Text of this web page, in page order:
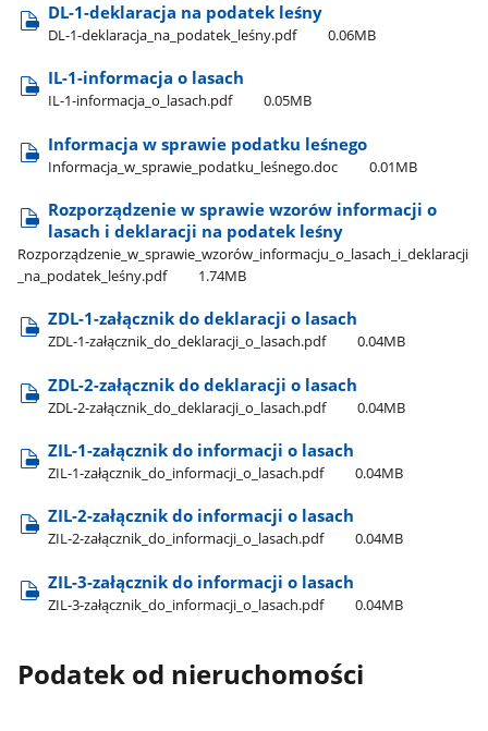
DL-1-deklaracja na podatek leśny
DL-1-deklaracja​_na​_podatek​_leśny.pdf 0.06MB
IL-1-informacja o lasach
IL-1-informacja​_o​_lasach.pdf 0.05MB
Informacja w sprawie podatku leśnego
Informacja​_w​_sprawie​_podatku​_leśnego.doc 0.01MB
Rozporządzenie w sprawie wzorów informacji o
lasach i deklaracji na podatek leśny
Rozporządzenie​_w​_sprawie​_wzorów​_informacju​_o​_lasach​_i​_deklaracji​
_na​_podatek​_leśny.pdf
1.74MB
ZDL-1-załącznik do deklaracji o lasach
ZDL-1-załącznik​_do​_deklaracji​_o​_lasach.pdf 0.04MB
ZDL-2-załącznik do deklaracji o lasach
ZDL-2-załącznik​_do​_deklaracji​_o​_lasach.pdf 0.04MB
ZIL-1-załącznik do informacji o lasach
ZIL-1-załącznik​_do​_informacji​_o​_lasach.pdf 0.04MB
ZIL-2-załącznik do informacji o lasach
ZIL-2-załącznik​_do​_informacji​_o​_lasach.pdf 0.04MB
ZIL-3-załącznik do informacji o lasach
ZIL-3-załącznik​_do​_informacji​_o​_lasach.pdf 0.04MB
Podatek od nieruchomości